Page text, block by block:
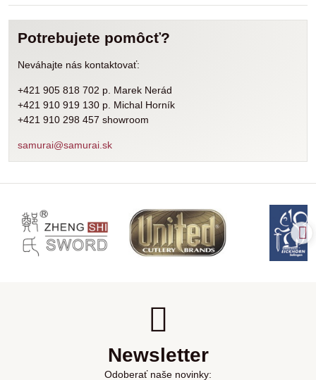
Potrebujete pomôcť?
Neváhajte nás kontaktovať:
+421 905 818 702 p. Marek Nerád
+421 910 919 130 p. Michal Horník
+421 910 298 457 showroom
samurai@samurai.sk
Newsletter
Odoberať naše novinky: